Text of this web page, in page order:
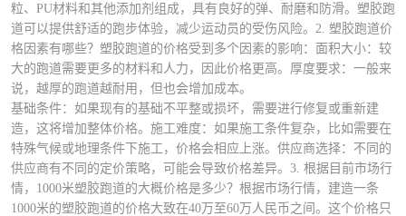
粒、PU材料和其他添加剂组成，具有良好的弹、耐磨和防滑。塑胶跑
道可以提供舒适的跑步体验，减少运动员的受伤风险。2. 塑胶跑道价
格因素有哪些？塑胶跑道的价格受到多个因素的影响：面积大小：较
大的跑道需要更多的材料和人力，因此价格更高。厚度要求：一般来
说，越厚的跑道越耐用，但也会增加成本。
基础条件：如果现有的基础不平整或损坏，需要进行修复或重新建
造，这将增加整体价格。施工难度：如果施工条件复杂，比如需要在
特殊气候或地理条件下施工，价格会相应上涨。供应商选择：不同的
供应商有不同的定价策略，可能会导致价格差异。3. 根据目前市场行
情，1000米塑胶跑道的大概价格是多少？根据市场行情，建造一条
1000米的塑胶跑道的价格大致在40万至60万人民币之间。这个价格只